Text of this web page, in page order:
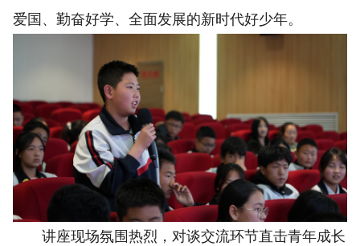
爱国、勤奋好学、全面发展的新时代好少年。
讲座现场氛围热烈，对谈交流环节直击青年成长